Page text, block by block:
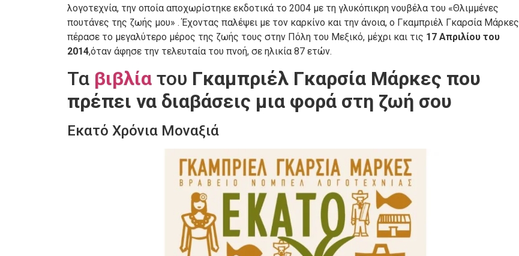
λογοτεχνία, την οποία αποχωρίστηκε εκδοτικά το 2004 με τη γλυκόπικρη νουβέλα του «Θλιμμένες
πουτάνες της ζωής μου» . Έχοντας παλέψει με τον καρκίνο και την άνοια, ο Γκαμπριέλ Γκαρσία Μάρκες
πέρασε το μεγαλύτερο μέρος της ζωής τους στην Πόλη του Μεξικό, μέχρι και τις 17 Απριλίου του
2014,όταν άφησε την τελευταία του πνοή, σε ηλικία 87 ετών.
Τα βιβλία του Γκαμπριέλ Γκαρσία Μάρκες που
πρέπει να διαβάσεις μια φορά στη ζωή σου
Εκατό Χρόνια Μοναξιά